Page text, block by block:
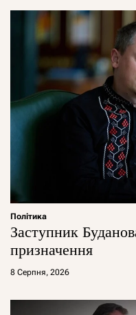
Політика
Заступник
призначення
8 Серпня, 2026